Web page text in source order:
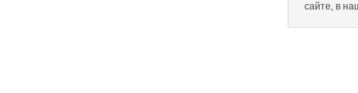
сайте, в